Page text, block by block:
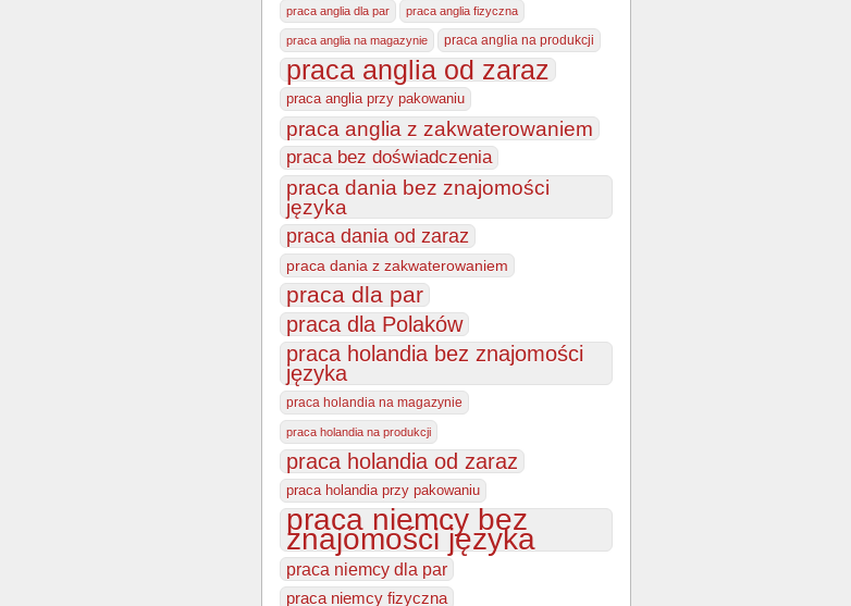
praca anglia dla par praca anglia fizyczna
praca anglia na magazynie praca anglia na produkcji
praca anglia od zaraz
praca anglia przy pakowaniu
praca anglia z zakwaterowaniem
praca bez doświadczenia
praca dania bez znajomości
języka
praca dania od zaraz
praca dania z zakwaterowaniem
praca dla par
praca dla Polaków
praca holandia bez znajomości
języka
praca holandia na magazynie
praca holandia na produkcji
praca holandia od zaraz
praca holandia przy pakowaniu
praca niemcy bez
znajomości języka
praca niemcy dla par
praca niemcy fizyczna